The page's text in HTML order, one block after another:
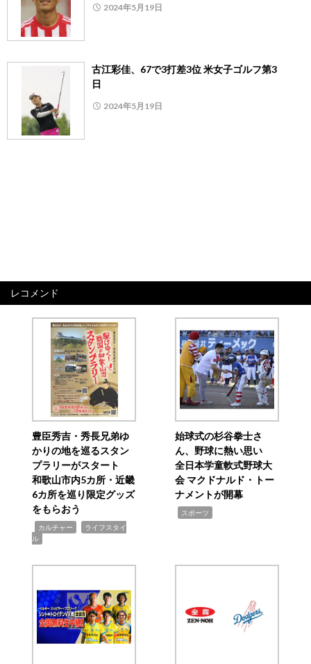
2024年5月19日
古江彩佳、67で3打差3位 米女子ゴルフ第3
日
2024年5月19日
レコメンド
豊臣秀吉・秀長兄弟ゆ
かりの地を巡るスタン
プラリーがスタート
和歌山市内5カ所・近畿
6カ所を巡り限定グッズ
をもらおう
カルチャー
ライフスタイ
ル
始球式の杉谷拳士さ
ん、野球に熱い思い
全日本学童軟式野球大
会 マクドナルド・トー
ナメントが開幕
スポーツ